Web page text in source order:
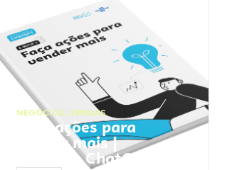
NEGÓCIOS, VENDAS
Faça ações para
vender mais |
Prompts ChatGPT